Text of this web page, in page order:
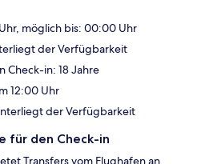
möglich bis: 00:00 Uhr
der Verfügbarkeit
Check-in: 18 Jahre
12:00 Uhr
der Verfügbarkeit
für den Check-in
Transfers vom Flughafen an